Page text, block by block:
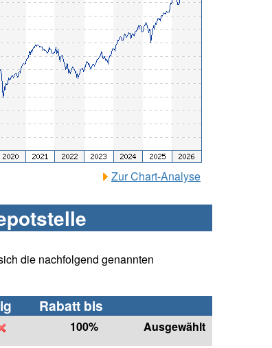
Zur Chart-Analyse
die nachfolgend genannten
Rabatt bis
100%
Ausgewählt